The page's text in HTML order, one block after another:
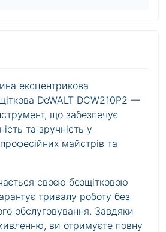
ексцентрикова
DeWALT DCW210P2 —
що забезпечує
та зручність у
майстрів та
своєю безщітковою
тривалу роботу без
обслуговування. Завдяки
ви отримуєте повну